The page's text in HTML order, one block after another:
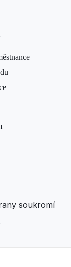
soukromí